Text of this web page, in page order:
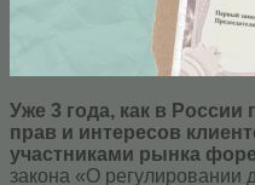
Уже 3 года, как в
прав и интересов
участниками рынка
закона «О регулировании